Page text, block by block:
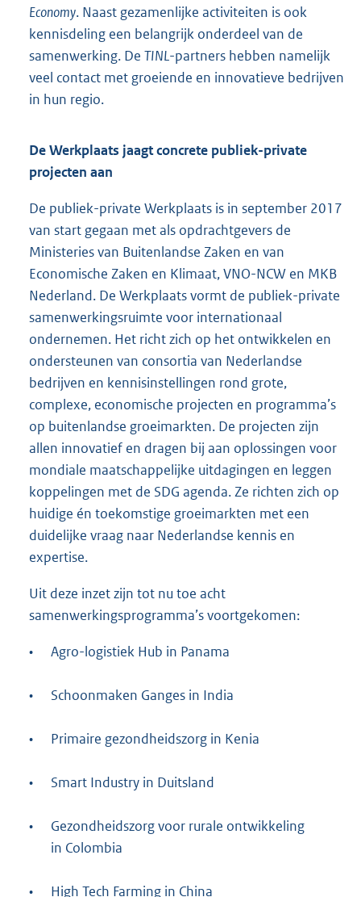
Economy. Naast gezamenlijke activiteiten is ook
kennisdeling een belangrijk onderdeel van de
samenwerking. De TINL-partners hebben namelijk
veel contact met groeiende en innovatieve bedrijven
in hun regio.
De Werkplaats jaagt concrete publiek-private
projecten aan
De publiek-private Werkplaats is in september 2017
van start gegaan met als opdrachtgevers de
Ministeries van Buitenlandse Zaken en van
Economische Zaken en Klimaat, VNO-NCW en MKB
Nederland. De Werkplaats vormt de publiek-private
samenwerkingsruimte voor internationaal
ondernemen. Het richt zich op het ontwikkelen en
ondersteunen van consortia van Nederlandse
bedrijven en kennisinstellingen rond grote,
complexe, economische projecten en programma’s
op buitenlandse groeimarkten. De projecten zijn
allen innovatief en dragen bij aan oplossingen voor
mondiale maatschappelijke uitdagingen en leggen
koppelingen met de SDG agenda. Ze richten zich op
huidige én toekomstige groeimarkten met een
duidelijke vraag naar Nederlandse kennis en
expertise.
Uit deze inzet zijn tot nu toe acht
samenwerkingsprogramma’s voortgekomen:
• Agro-logistiek Hub in Panama
• Schoonmaken Ganges in India
• Primaire gezondheidszorg in Kenia
• Smart Industry in Duitsland
•
Gezondheidszorg voor rurale ontwikkeling
in Colombia
• High Tech Farming in China